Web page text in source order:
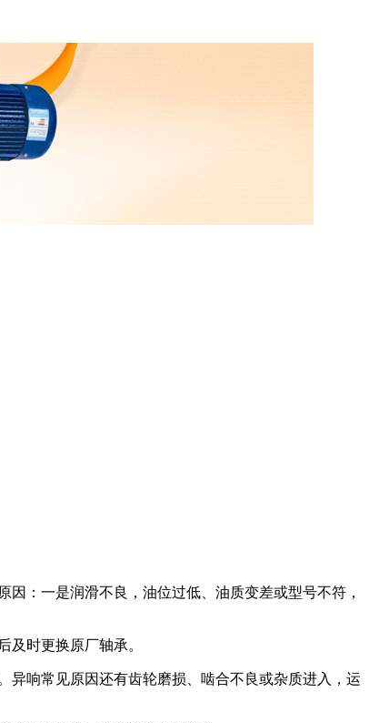
：一是润滑不良，油位过低、油质变差或型号不符，
时更换原厂轴承。
异响常见原因还有齿轮磨损、啮合不良或杂质进入，运